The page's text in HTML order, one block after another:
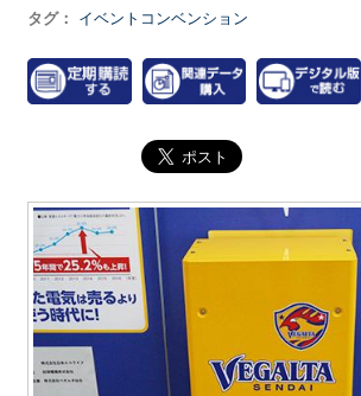
タグ：
イベントコンベンション